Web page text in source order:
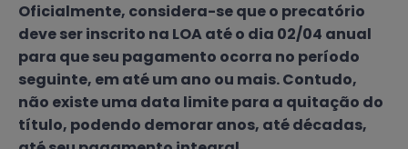
Oficialmente, considera-se que o precatório
deve ser inscrito na LOA até o dia 02/04 anual
para que seu pagamento ocorra no período
seguinte, em até um ano ou mais. Contudo,
não existe uma data limite para a quitação do
título, podendo demorar anos, até décadas,